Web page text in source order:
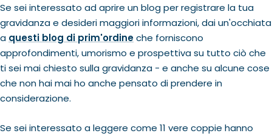
Se sei interessato ad aprire un blog per registrare la tua
gravidanza e desideri maggiori informazioni, dai un'occhiata
a questi blog di prim'ordineche forniscono
approfondimenti, umorismo e prospettiva su tutto ciò che
ti sei mai chiesto sulla gravidanza - e anche su alcune cose
che non hai mai ho anche pensato di prendere in
considerazione.
Se sei interessato a leggere come 11 vere coppie hanno